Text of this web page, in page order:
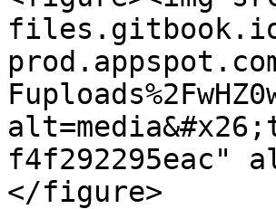
f4f292295eac"
</figure>